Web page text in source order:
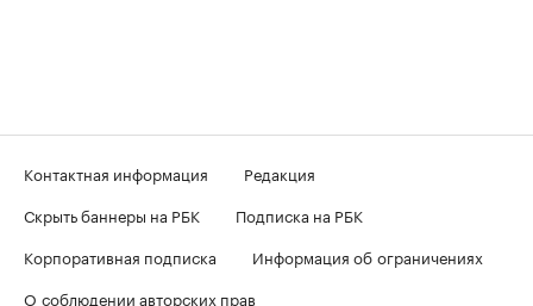
Контактная информация
Редакция
Скрыть баннеры на РБК
Подписка на РБК
Корпоративная подписка
Информация об ограничениях
О соблюдении авторских прав